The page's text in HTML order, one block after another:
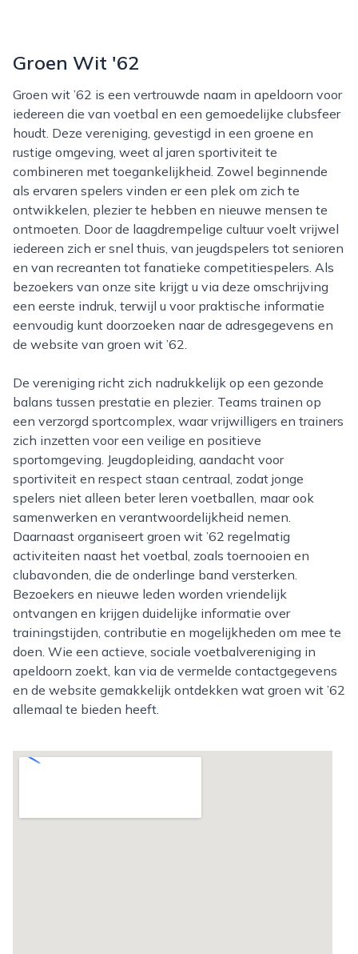
Groen Wit '62
Groen wit ’62 is een vertrouwde naam in apeldoorn voor
iedereen die van voetbal en een gemoedelijke clubsfeer
houdt. Deze vereniging, gevestigd in een groene en
rustige omgeving, weet al jaren sportiviteit te
combineren met toegankelijkheid. Zowel beginnende
als ervaren spelers vinden er een plek om zich te
ontwikkelen, plezier te hebben en nieuwe mensen te
ontmoeten. Door de laagdrempelige cultuur voelt vrijwel
iedereen zich er snel thuis, van jeugdspelers tot senioren
en van recreanten tot fanatieke competitiespelers. Als
bezoekers van onze site krijgt u via deze omschrijving
een eerste indruk, terwijl u voor praktische informatie
eenvoudig kunt doorzoeken naar de adresgegevens en
de website van groen wit ’62.
De vereniging richt zich nadrukkelijk op een gezonde
balans tussen prestatie en plezier. Teams trainen op
een verzorgd sportcomplex, waar vrijwilligers en trainers
zich inzetten voor een veilige en positieve
sportomgeving. Jeugdopleiding, aandacht voor
sportiviteit en respect staan centraal, zodat jonge
spelers niet alleen beter leren voetballen, maar ook
samenwerken en verantwoordelijkheid nemen.
Daarnaast organiseert groen wit ’62 regelmatig
activiteiten naast het voetbal, zoals toernooien en
clubavonden, die de onderlinge band versterken.
Bezoekers en nieuwe leden worden vriendelijk
ontvangen en krijgen duidelijke informatie over
trainingstijden, contributie en mogelijkheden om mee te
doen. Wie een actieve, sociale voetbalvereniging in
apeldoorn zoekt, kan via de vermelde contactgegevens
en de website gemakkelijk ontdekken wat groen wit ’62
allemaal te bieden heeft.